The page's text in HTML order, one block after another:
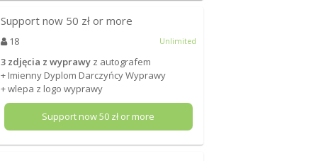
Support now 50 zł or more
18 Unlimited
3 zdjęcia z wyprawy z autografem
+ Imienny Dyplom Darczyńcy Wyprawy
+ wlepa z logo wyprawy
Support now50 zł or more